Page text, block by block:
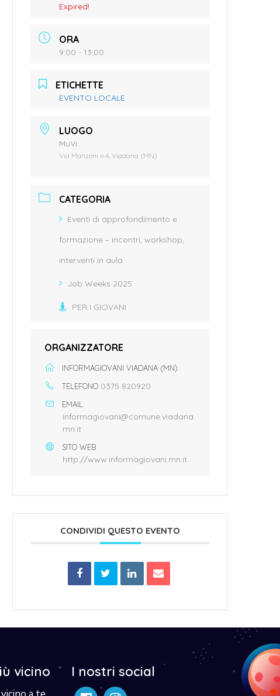
Expired!
ORA
9:00 - 13:00
ETICHETTE
EVENTO LOCALE
LUOGO
MuVi.
Via Manzoni n.4, Viadana (MN)
CATEGORIA
Eventi di approfondimento e
formazione – incontri, workshop,
interventi in aula
Job Weeks 2025
PER I GIOVANI
ORGANIZZATORE
INFORMAGIOVANI VIADANA (MN)
TELEFONO 0375 820920
EMAIL
informagiovani@comune.viadana.
mn.it
SITO WEB
http://www.informagiovani.mn.it
CONDIVIDI QUESTO EVENTO
vicino I nostri social